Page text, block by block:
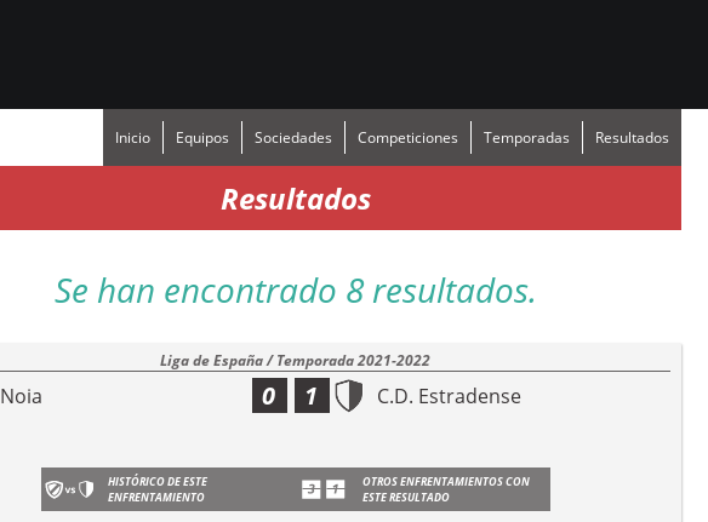
Inicio Equipos Sociedades Competiciones Temporadas Resultados
Resultados
Se han encontrado 8 resultados.
Liga de España / Temporada 2021-2022
0 C.D. Estradense
1
HISTÓRICO DE ESTE
ENFRENTAMIENTO
OTROS ENFRENTAMIENTOS CON
ESTE RESULTADO